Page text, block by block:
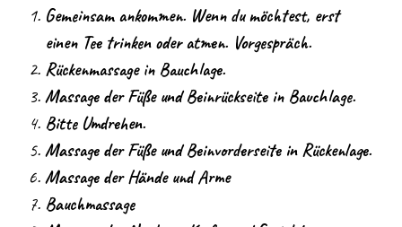
Gemeinsam ankommen. Wenn du möchtest, erst
einen Tee trinken oder atmen. Vorgespräch.
Rückenmassage in Bauchlage.
Massage der Füße und Beinrückseite in Bauchlage.
Bitte Umdrehen.
Massage der Füße und Beinvorderseite in Rückenlage.
Massage der Hände und Arme
Bauchmassage